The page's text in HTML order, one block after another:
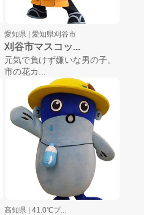
愛知県 | 愛知県刈谷市
刈谷市マスコッ...
元気で負けず嫌いな男の子。
市の花カ...
高知県 | 41.0℃プ...